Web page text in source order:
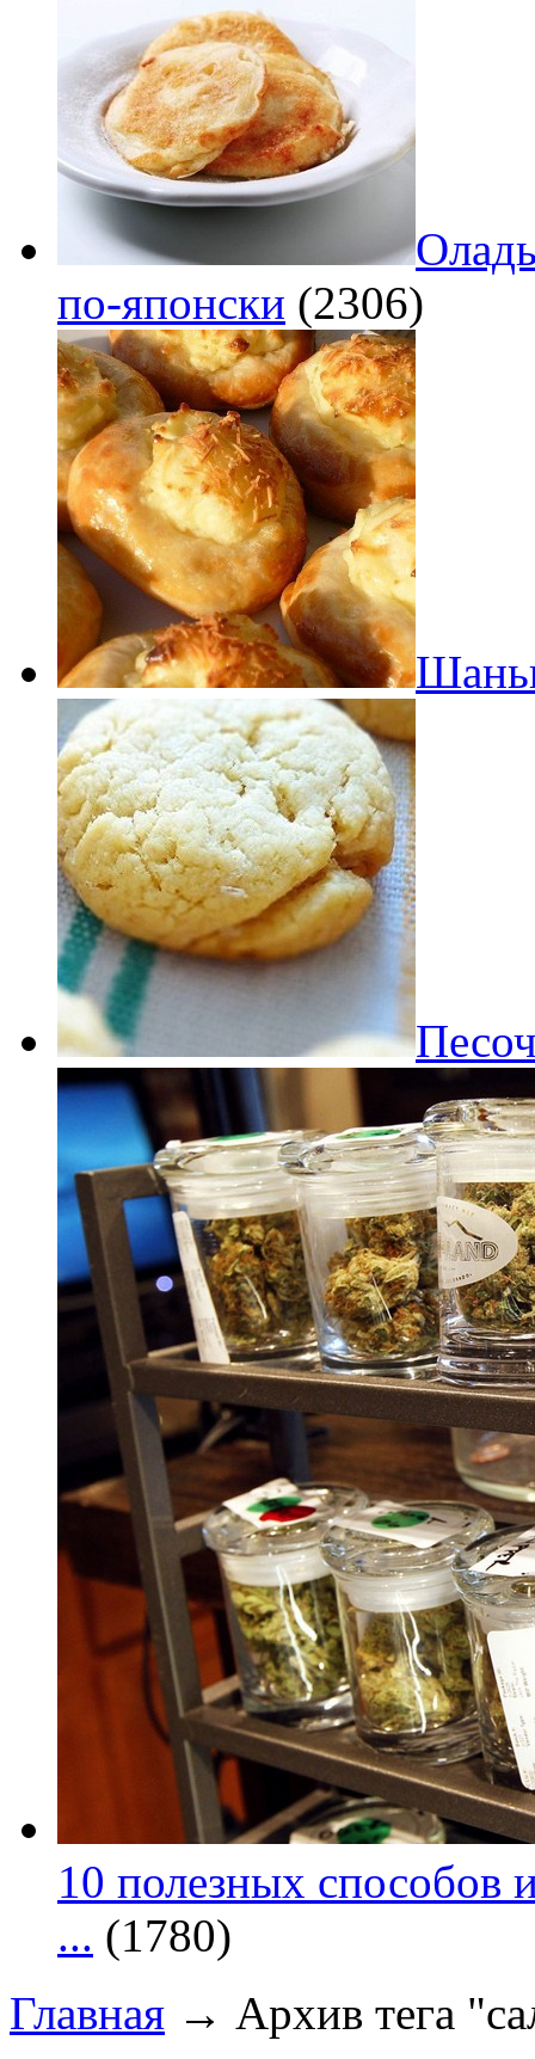
по‑японски (2306)
10 полезных способов
... (1780)
Главная → Архив тега